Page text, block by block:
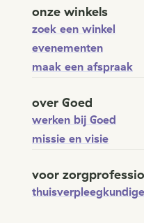
onze winkels
zoek een winkel
evenementen
maak een afspraak
over Goed
werken bij Goed
missie en visie
voor